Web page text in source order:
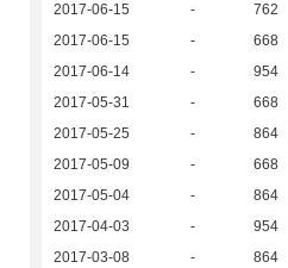
2017-06-15
- 762
2017-06-15
- 668
2017-06-14
- 954
2017-05-31
- 668
2017-05-25
- 864
2017-05-09
- 668
2017-05-04
- 864
2017-04-03
- 954
2017-03-08
- 864